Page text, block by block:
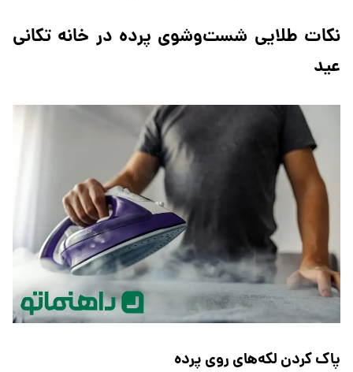
نکات طلایی شست‌وشوی پرده در خانه تکانی
عید
پاک کردن لکه‌های روی پرده